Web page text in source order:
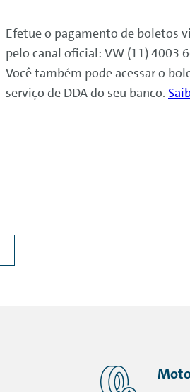
Efetue o pagamento de boletos
pelo canal oficial: VW (11) 4003
Você também pode acessar o
serviço de DDA do seu banco.